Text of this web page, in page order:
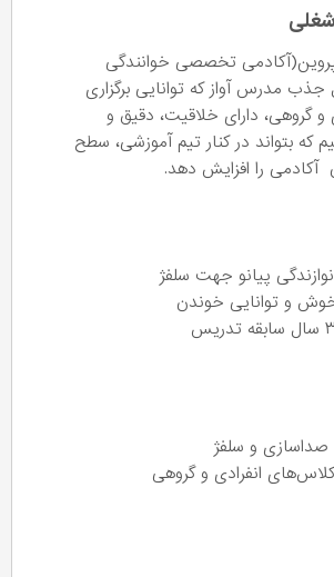
تخصصی خوانندگی
جذب مدرس آواز که توانایی برگزاری
گروهی، دارای خلاقیت، دقیق و
که بتواند در کنار تیم آموزشی، سطح
را افزایش دهد.
پیانو جهت سلفژ
و توانایی خوندن
و سلفژ
کلاس‌های انفرادی و گروهی